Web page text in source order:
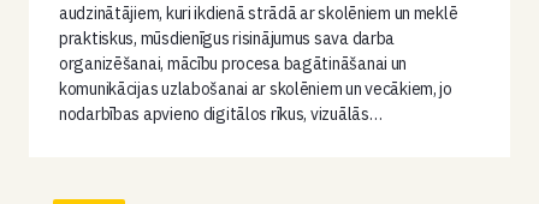
audzinātājiem, kuri ikdienā strādā ar skolēniem un meklē
praktiskus, mūsdienīgus risinājumus sava darba
organizēšanai, mācību procesa bagātināšanai un
komunikācijas uzlabošanai ar skolēniem un vecākiem, jo
nodarbības apvieno digitālos rīkus, vizuālās…